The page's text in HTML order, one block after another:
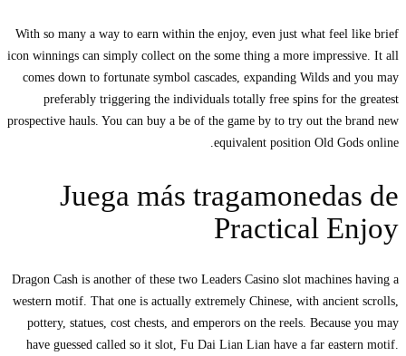
With so many a way to earn within the enjoy, even just what feel like brief
icon winnings can simply collect on the some thing a more impressive. It all
comes down to fortunate symbol cascades, expanding Wilds and you may
preferably triggering the individuals totally free spins for the greatest
prospective hauls. You can buy a be of the game by to try out the brand new
equivalent position Old Gods online.
Juega más tragamonedas de
Practical Enjoy
Dragon Cash is another of these two Leaders Casino slot machines having a
western motif. That one is actually extremely Chinese, with ancient scrolls,
pottery, statues, cost chests, and emperors on the reels. Because you may
have guessed called so it slot, Fu Dai Lian Lian have a far eastern motif.